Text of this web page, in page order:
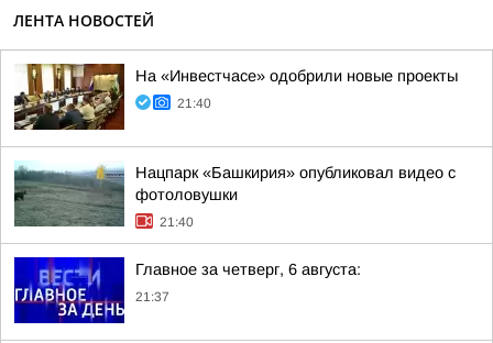
ЛЕНТА НОВОСТЕЙ
На «Инвестчасе» одобрили новые проекты
21:40
Нацпарк «Башкирия» опубликовал видео с
фотоловушки
21:40
Главное за четверг, 6 августа:
21:37